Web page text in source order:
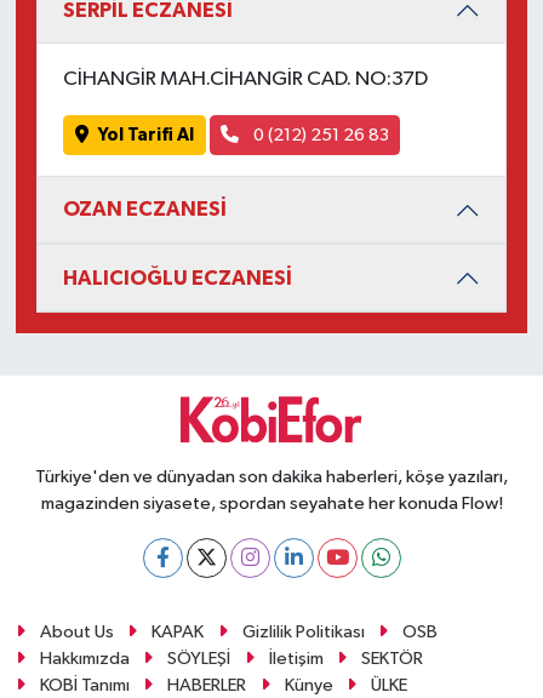
SERPİL ECZANESİ
CİHANGİR MAH.CİHANGİR CAD. NO:37D
Yol Tarifi Al 0 (212) 251 26 83
OZAN ECZANESİ
HALICIOĞLU ECZANESİ
Türkiye'den ve dünyadan son dakika haberleri, köşe yazıları,
magazinden siyasete, spordan seyahate her konuda Flow!
About Us KAPAK Gizlilik Politikası
OSB
Hakkımızda
SÖYLEŞİ İletişim
SEKTÖR
KOBİ Tanımı
HABERLER Künye ÜLKE